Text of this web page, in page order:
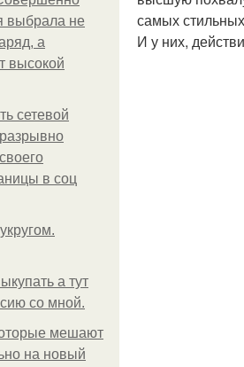
выбрала не
а
высокой
сетевой
в соц
а тут
со мной.
мешают
на новый
самых
И у них,